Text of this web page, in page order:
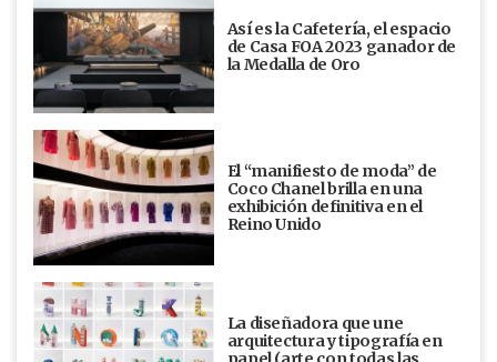
Así es la Cafetería, el espacio
de Casa FOA 2023 ganador de
la Medalla de Oro
El “manifiesto de moda” de
Coco Chanel brilla en una
exhibición definitiva en el
Reino Unido
La diseñadora que une
arquitectura y tipografía en